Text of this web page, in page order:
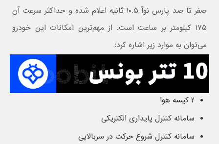
صفر تا صد پارس نوآ ۱۰.۵ ثانیه اعلام شده و حداکثر سرعت آن
۱۷۵ کیلومتر بر ساعت است. از مهم‌ترین امکانات این خودرو
می‌توان به موارد زیر اشاره کرد:
۲ کیسه هوا
سامانه کنترل پایداری الکتریکی
سامانه کنترل شروع حرکت در سربالایی